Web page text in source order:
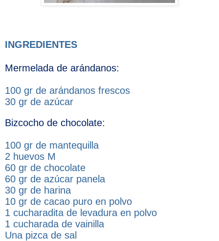
INGREDIENTES
Mermelada de arándanos:
100 gr de arándanos frescos
30 gr de azúcar
Bizcocho de chocolate:
100 gr de mantequilla
2 huevos M
60 gr de chocolate
60 gr de azúcar panela
30 gr de harina
10 gr de cacao puro en polvo
1 cucharadita de levadura en polvo
1 cucharada de vainilla
Una pizca de sal